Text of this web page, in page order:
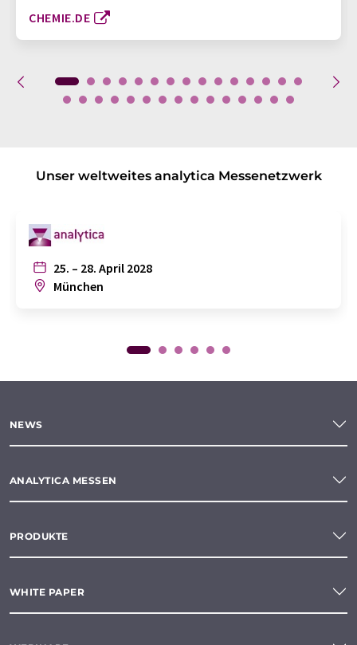
CHEMIE.DE
Unser weltweites analytica Messenetzwerk
25. – 28. April 2028
München
NEWS
ANALYTICA MESSEN
PRODUKTE
WHITE PAPER